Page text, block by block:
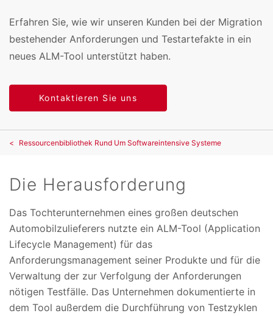
Erfahren Sie, wie wir unseren Kunden bei der Migration
bestehender Anforderungen und Testartefakte in ein
neues ALM-Tool unterstützt haben.
Kontaktieren Sie uns
Ressourcenbibliothek Rund Um Softwareintensive Systeme
Die Herausforderung
Das Tochterunternehmen eines großen deutschen
Automobilzulieferers nutzte ein ALM-Tool (Application
Lifecycle Management) für das
Anforderungsmanagement seiner Produkte und für die
Verwaltung der zur Verfolgung der Anforderungen
nötigen Testfälle. Das Unternehmen dokumentierte in
dem Tool außerdem die Durchführung von Testzyklen